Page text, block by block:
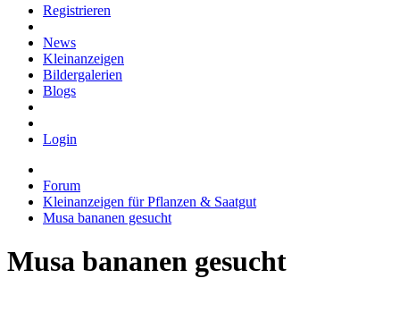
Registrieren
News
Kleinanzeigen
Bildergalerien
Blogs
Login
Forum
Kleinanzeigen für Pflanzen & Saatgut
Musa bananen gesucht
Musa bananen gesucht